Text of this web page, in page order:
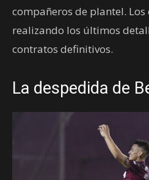
compañeros de plantel.
realizando los últimos
contratos definitivos.
La despedida de